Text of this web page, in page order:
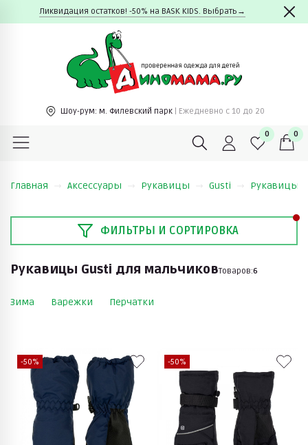
Ликвидация остатков! -50% на BASK KIDS. Выбрать→
Шоу-рум: м. Филевский парк | Ежедневно c 10 до 20
0 0
Главная Аксессуары Рукавицы Gusti Рукавицы
ФИЛЬТРЫ И СОРТИРОВКА
Рукавицы Gusti для мальчиковТоваров:6
Зима Варежки Перчатки
-50% -50%